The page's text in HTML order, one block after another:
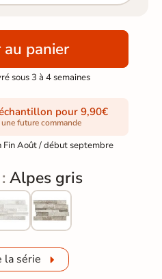
panier
sous 3 à 4 semaines
pour 9,90€
future commande
Fin Août / début septembre
:Alpes gris
la série